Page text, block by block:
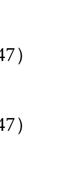
）
）